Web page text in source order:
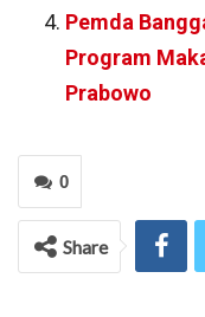
Pemda
Program
Prabowo
0
Share